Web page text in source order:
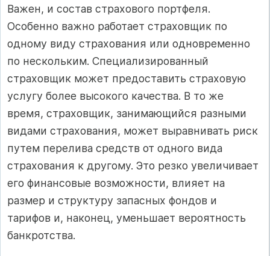
Важен, и состав страхового портфеля.
Особенно важно работает страховщик по
одному виду страхования или одновременно
по нескольким. Специализированный
страховщик может предоставить страховую
услугу более высокого качества. В то же
время, страховщик, занимающийся разными
видами страхования, может выравнивать риск
путем перелива средств от одного вида
страхования к другому. Это резко увеличивает
его финансовые возможности, влияет на
размер и структуру запасных фондов и
тарифов и, наконец, уменьшает вероятность
банкротства.